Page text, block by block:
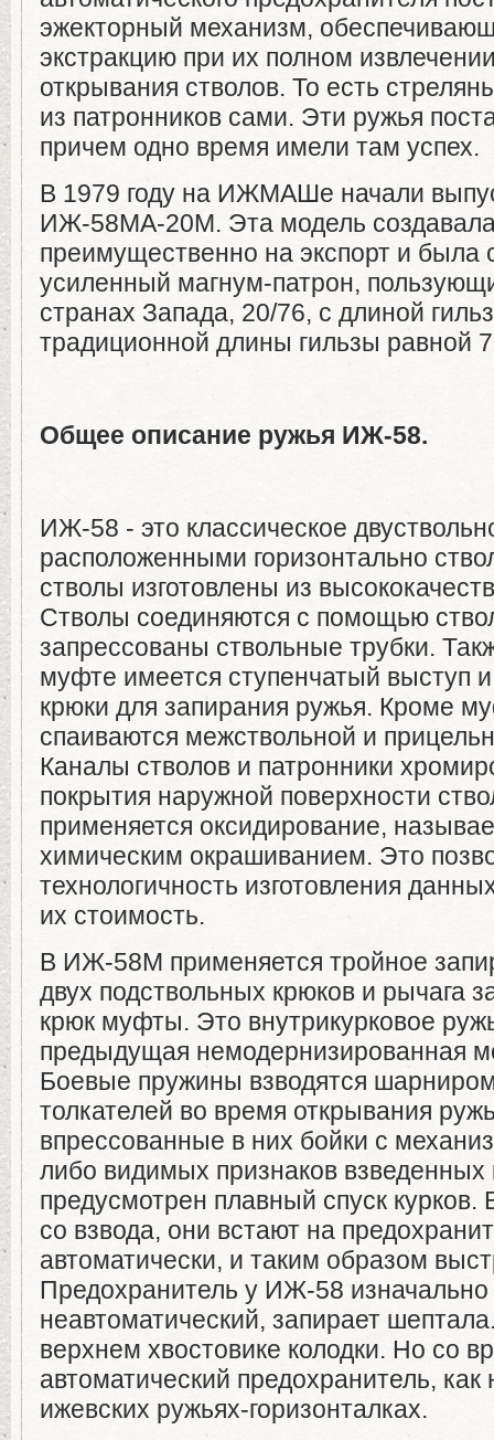
эжекторный механизм,
экстракцию при их полном
открывания стволов. То есть
из патронников сами. Эти ружья
причем одно время имели там успех.
В 1979 году на ИЖМАШе начали
ИЖ-58МА-20М. Эта модель
преимущественно на экспорт и была
усиленный магнум-патрон,
странах Запада, 20/76, с длиной
традиционной длины гильзы равной
Общее описание ружья ИЖ-58.
ИЖ-58 - это классическое
расположенными горизонтально
стволы изготовлены из
Стволы соединяются с помощью
запрессованы ствольные трубки.
муфте имеется ступенчатый выступ
крюки для запирания ружья. Кроме
спаиваются межствольной и
Каналы стволов и патронники
покрытия наружной поверхности
применяется оксидирование,
химическим окрашиванием. Это
технологичность изготовления
их стоимость.
В ИЖ-58М применяется тройное
двух подствольных крюков и рычага
крюк муфты. Это внутрикурковое
предыдущая немодернизированная
Боевые пружины взводятся
толкателей во время открывания
впрессованные в них бойки с
либо видимых признаков взведенных
предусмотрен плавный спуск курков.
со взвода, они встают на
автоматически, и таким образом
Предохранитель у ИЖ-58
неавтоматический, запирает
верхнем хвостовике колодки. Но со
автоматический предохранитель,
ижевских ружьях-горизонталках.